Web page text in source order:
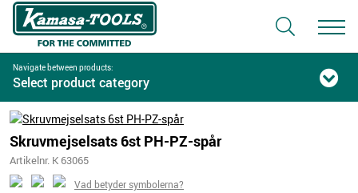
Navigate between products:
Select product category
Skruvmejselsats 6st PH-PZ-spår
Artikelnr. K 63065
Vad betyder symbolerna?